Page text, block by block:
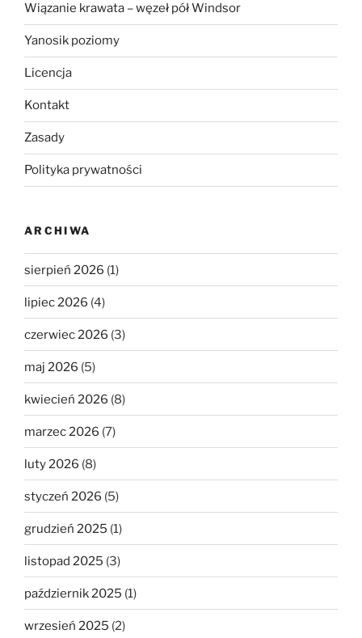
Wiązanie krawata – węzeł pół Windsor
Yanosik poziomy
Licencja
Kontakt
Zasady
Polityka prywatności
ARCHIWA
sierpień 2026 (1)
lipiec 2026 (4)
czerwiec 2026 (3)
maj 2026 (5)
kwiecień 2026 (8)
marzec 2026 (7)
luty 2026 (8)
styczeń 2026 (5)
grudzień 2025 (1)
listopad 2025 (3)
październik 2025 (1)
wrzesień 2025 (2)